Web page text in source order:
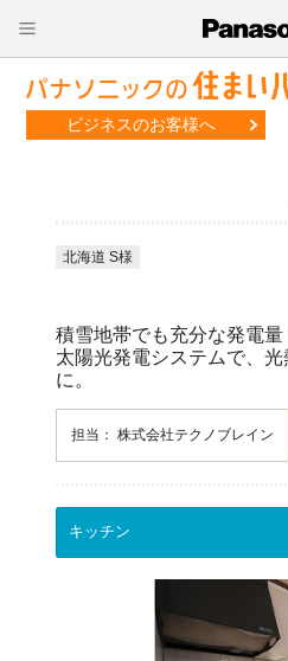
ビジネスのお客様へ
北海道 S様
積雪地帯でも充分な発電量
太陽光発電システムで、
に。
担当： 株式会社テクノブレイン